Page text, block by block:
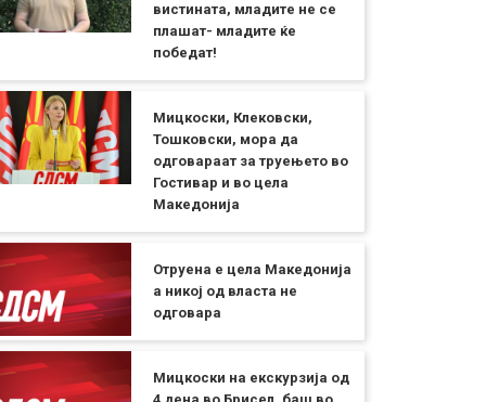
вистината, младите не се
плашат- младите ќе
победат!
Мицкоски, Клековски,
Тошковски, мора да
одговараат за труењето во
Гостивар и во цела
Македонија
Отруена е цела Македонија
а никој од власта не
одговара
Мицкоски на екскурзија од